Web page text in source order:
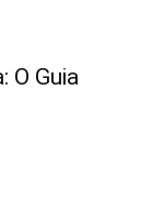
O Guia